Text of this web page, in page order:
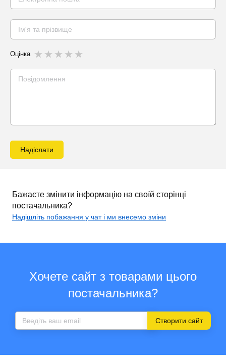
Оцінка
Надіслати
Бажаєте змінити інформацію на своїй сторінці
постачальника?
Надішліть побажання у чат і ми внесемо зміни
Хочете сайт з товарами цього
постачальника?
Створити сайт